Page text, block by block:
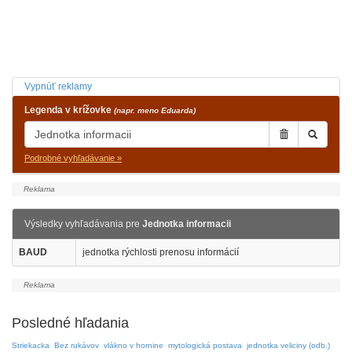
Vypnúť reklamy
Legenda v krížovke (napr. meno Eduarda)
Podrobné vyhľadávanie »
Výsledky vyhľadávania pre Jednotka informacii
BAUD jednotka rýchlosti prenosu informácií
Posledné hľadania
Striekacka Bez rukávov vlákno v hornine mytologická postava jednotka veliciny (odb.)